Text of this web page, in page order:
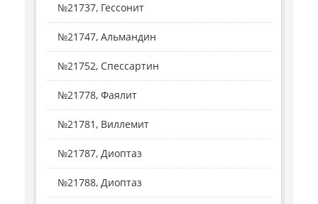
№21737, Гессонит
№21747, Альмандин
№21752, Спессартин
№21778, Фаялит
№21781, Виллемит
№21787, Диоптаз
№21788, Диоптаз